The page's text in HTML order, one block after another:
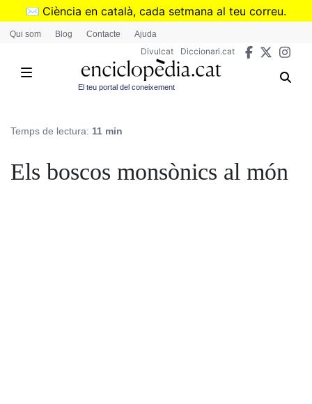
Vés
✉️ Ciència en català, cada setmana al teu correu.
➜Subscriu-te al butlletí de Divulcat
Qui som Blog Contacte Ajuda
Divulcat Diccionari.cat
El teu portal del coneixement
Temps de lectura: 11 min
Els boscos monsònics al món